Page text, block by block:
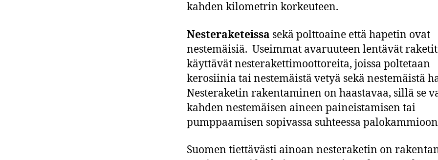
kahden kilometrin korkeuteen.
Nesteraketeissa sekä polttoaine että hapetin ovat
nestemäisiä. Useimmat avaruuteen lentävät raketit
käyttävät nesterakettimoottoreita, joissa poltetaan
kerosiinia tai nestemäistä vetyä sekä nestemäistä
Nesteraketin rakentaminen on haastavaa, sillä se
kahden nestemäisen aineen paineistamisen tai
pumppaamisen sopivassa suhteessa
Suomen tiettävästi ainoan nesteraketin on